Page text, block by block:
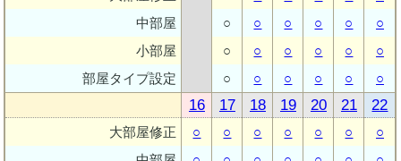
中部屋
小部屋
部屋タイプ設定
○
○
○
○
○
○
○
○
○
○
○
○
○
○
○
○
○
○
大部屋修正
16
○
17
○
18
○
19
○
20
○
21
○
22
○